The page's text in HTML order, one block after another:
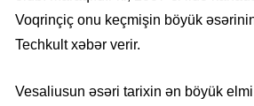
Voqrinçiç onu keçmişin böyük
Techkult xəbər verir.
Vesaliusun əsəri tarixin ən böyük